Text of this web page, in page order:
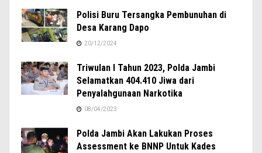
Polisi Buru Tersangka Pembunuhan di
Desa Karang Dapo
20/12/2024
Triwulan I Tahun 2023, Polda Jambi
Selamatkan 404.410 Jiwa dari
Penyalahgunaan Narkotika
08/04/2023
Polda Jambi Akan Lakukan Proses
Assessment ke BNNP Untuk Kades